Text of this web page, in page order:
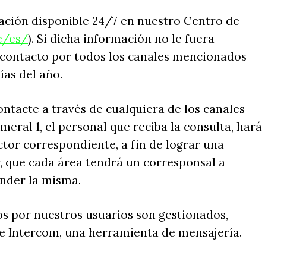
disponible 24/7 en nuestro Centro de
es/). Si dicha información no le fuera
por todos los canales mencionados
del año.
a través de cualquiera de los canales
1, el personal que reciba la consulta, hará
correspondiente, a fin de lograr una
que cada área tendrá un corresponsal a
la misma.
por nuestros usuarios son gestionados,
Intercom, una herramienta de mensajería.